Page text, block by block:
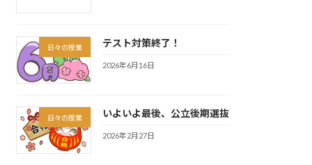
日々の授業 テスト対策終了！
2026年6月16日
日々の授業 いよいよ最後、公立後期選抜
2026年2月27日